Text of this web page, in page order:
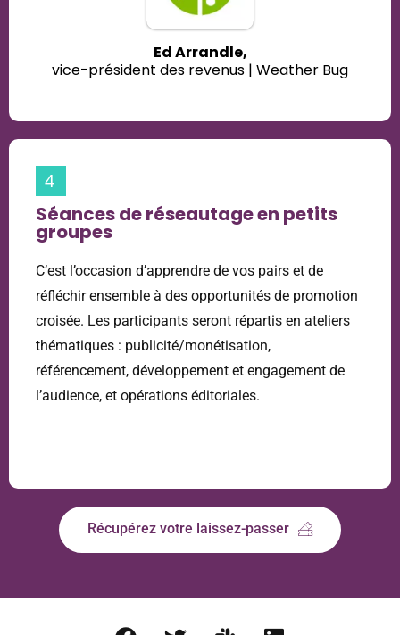
Ed Arrandle,
vice-président des revenus | Weather Bug
4
Séances de réseautage en petits
groupes
C’est l’occasion d’apprendre de vos pairs et de
réfléchir ensemble à des opportunités de promotion
croisée. Les participants seront répartis en ateliers
thématiques : publicité/monétisation,
référencement, développement et engagement de
l’audience, et opérations éditoriales.
Récupérez votre laissez-passer